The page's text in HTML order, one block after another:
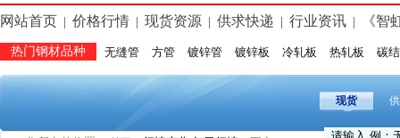
网站首页 价格行情 现货资源 供求快递 行业资讯 《智
热门钢材品种 无缝管 方管 镀锌管 镀锌板 冷轧板 热轧板 碳
现货